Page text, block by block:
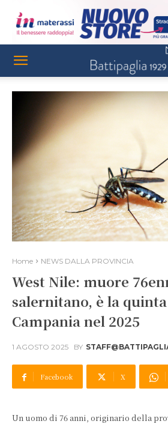
Home NEWS DALLA PROVINCIA
West Nile: muore
salernitano, è la
Campania nel 2025
1 AGOSTO 2025 BY
Facebook X
Un uomo di 76 anni, originario della